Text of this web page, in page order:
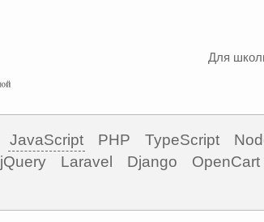
Для
JavaScript PHP TypeScript
jQuery Laravel Django OpenCart